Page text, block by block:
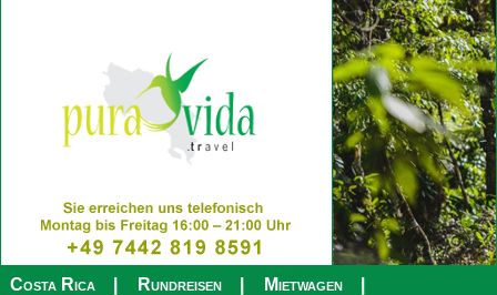
Costa Rica Rundreisen
Mietwagen